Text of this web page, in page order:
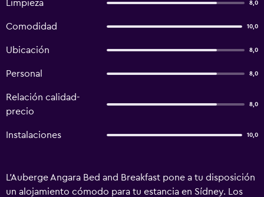
Limpieza 8,0
Comodidad 10,0
Ubicación 8,0
Personal 8,0
Relación calidad-
precio
8,0
Instalaciones 10,0
L'Auberge Angara Bed and Breakfast pone a tu disposición
un alojamiento cómodo para tu estancia en Sídney. Los